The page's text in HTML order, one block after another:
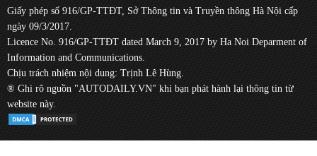
Giấy phép số 916/GP-TTĐT, Sở Thông tin và Truyền thông Hà Nội cấp
ngày 09/3/2017.
Licence No. 916/GP-TTĐT dated March 9, 2017 by Ha Noi Deparment of
Information and Communications.
Chịu trách nhiệm nội dung: Trịnh Lê Hùng.
® Ghi rõ nguồn "AUTODAILY.VN" khi bạn phát hành lại thông tin từ
website này.